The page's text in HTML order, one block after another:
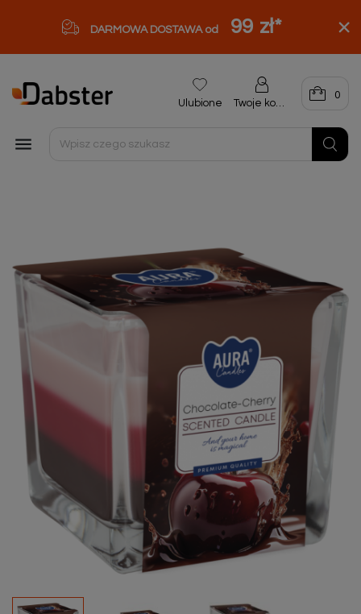
DARMOWA DOSTAWA od 99 zł*

Ulubione Twoje konto
0